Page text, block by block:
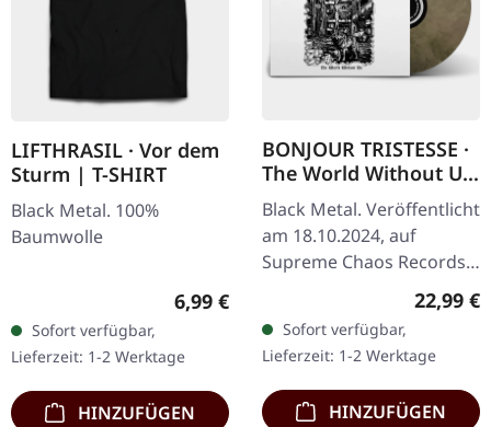
LIFTHRASIL · Vor dem
Sturm | T-SHIRT
Black Metal. 100%
Baumwolle
Regulärer Preis:
6,99 €
Sofort verfügbar,
Lieferzeit: 1-2 Werktage
HINZUFÜGEN
BONJOUR TRISTESSE ·
The World Without Us
| ECO RECYCLE LP
Black Metal. Veröffentlicht
am 18.10.2024, auf
Supreme Chaos Records.
Eco Recycle Vinyl mit
Insert, die Farbe kann
variieren, limitiert auf
100…
22,99 €
Sofort verfügbar,
Lieferzeit: 1-2 Werktage
HINZUFÜGEN